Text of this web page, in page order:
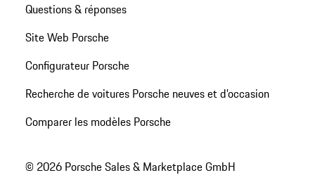
Questions & réponses
Site Web Porsche
Configurateur Porsche
Recherche de voitures Porsche neuves et d'occasion
Comparer les modèles Porsche
© 2026 Porsche Sales & Marketplace GmbH